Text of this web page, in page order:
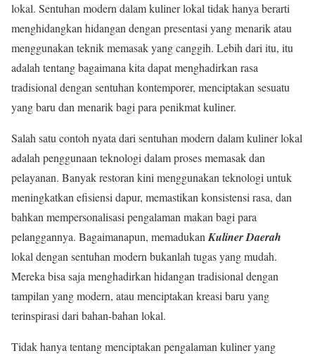
lokal. Sentuhan modern dalam kuliner lokal tidak hanya berarti
menghidangkan hidangan dengan presentasi yang menarik atau
menggunakan teknik memasak yang canggih. Lebih dari itu, itu
adalah tentang bagaimana kita dapat menghadirkan rasa
tradisional dengan sentuhan kontemporer, menciptakan sesuatu
yang baru dan menarik bagi para penikmat kuliner.
Salah satu contoh nyata dari sentuhan modern dalam kuliner lokal
adalah penggunaan teknologi dalam proses memasak dan
pelayanan. Banyak restoran kini menggunakan teknologi untuk
meningkatkan efisiensi dapur, memastikan konsistensi rasa, dan
bahkan mempersonalisasi pengalaman makan bagi para
pelanggannya. Bagaimanapun, memadukan Kuliner Daerah
lokal dengan sentuhan modern bukanlah tugas yang mudah.
Mereka bisa saja menghadirkan hidangan tradisional dengan
tampilan yang modern, atau menciptakan kreasi baru yang
terinspirasi dari bahan-bahan lokal.
Tidak hanya tentang menciptakan pengalaman kuliner yang